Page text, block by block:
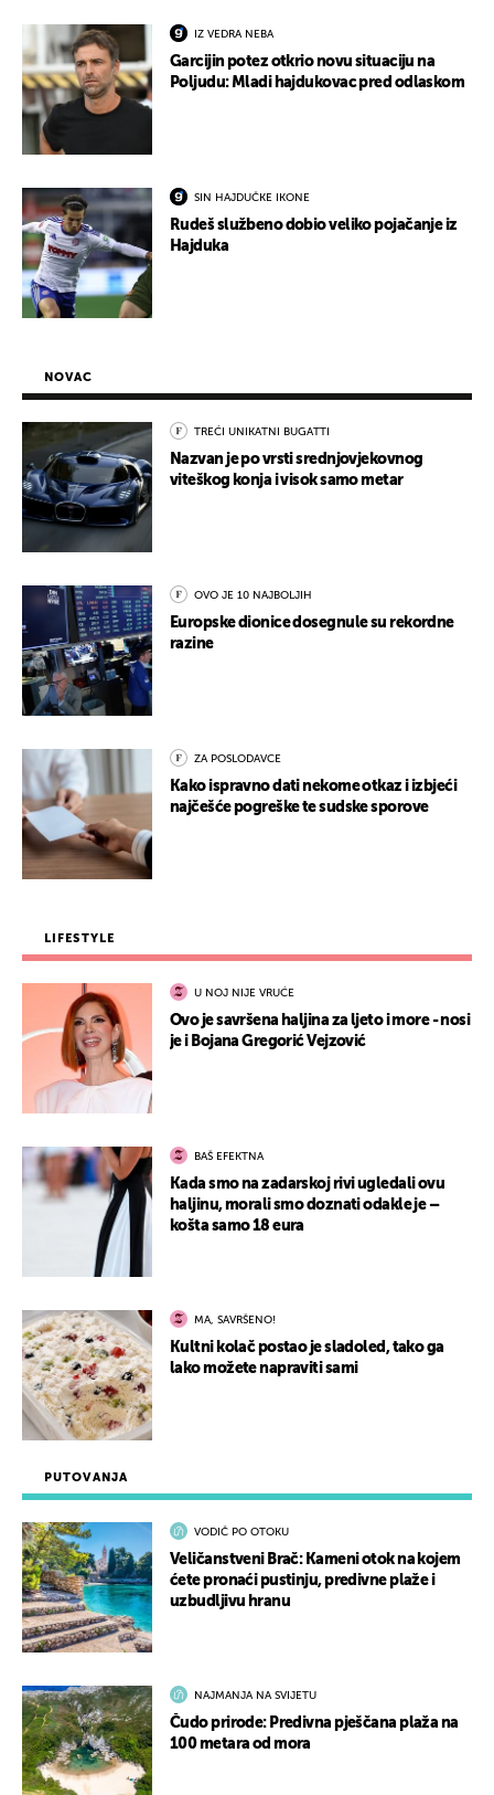
IZ VEDRA NEBA
Garcijin potez otkrio novu situaciju na
Poljudu: Mladi hajdukovac pred odlaskom
SIN HAJDUČKE IKONE
Rudeš službeno dobio veliko pojačanje iz
Hajduka
PUTOVANJA
VODIČ PO OTOKU
Veličanstveni Brač: Kameni otok na kojem
ćete pronaći pustinju, predivne plaže i
uzbudljivu hranu
NAJMANJA NA SVIJETU
Čudo prirode: Predivna pješčana plaža na
100 metara od mora
NOVAC
TREĆI UNIKATNI BUGATTI
Nazvan je po vrsti srednjovjekovnog
viteškog konja i visok samo metar
OVO JE 10 NAJBOLJIH
Europske dionice dosegnule su rekordne
razine
ZA POSLODAVCE
Kako ispravno dati nekome otkaz i izbjeći
najčešće pogreške te sudske sporove
LIFESTYLE
U NOJ NIJE VRUĆE
Ovo je savršena haljina za ljeto i more - nosi
je i Bojana Gregorić Vejzović
BAŠ EFEKTNA
Kada smo na zadarskoj rivi ugledali ovu
haljinu, morali smo doznati odakle je –
košta samo 18 eura
MA, SAVRŠENO!
Kultni kolač postao je sladoled, tako ga
lako možete napraviti sami